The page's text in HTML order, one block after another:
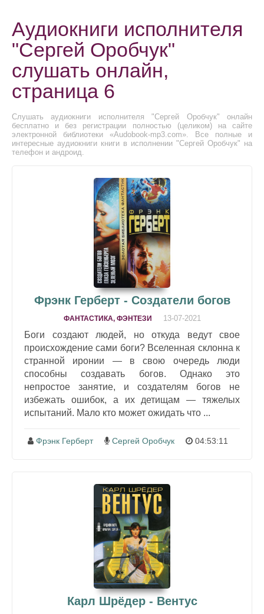
Аудиокниги исполнителя
"Сергей Оробчук"
слушать онлайн,
страница 6
Слушать аудиокниги исполнителя "Сергей Оробчук" онлайн
бесплатно и без регистрации полностью (целиком) на сайте
электронной библиотеки «Audobook-mp3.com». Все полные и
интересные аудиокниги книги в исполнении "Сергей Оробчук" на
телефон и андроид.
Фрэнк Герберт - Создатели богов
ФАНТАСТИКА, ФЭНТЕЗИ 13-07-2021
Боги создают людей, но откуда ведут свое
происхождение сами боги? Вселенная склонна к
странной иронии — в свою очередь люди
способны создавать богов. Однако это
непростое занятие, и создателям богов не
избежать ошибок, а их детищам — тяжелых
испытаний. Мало кто может ожидать что ...
Фрэнк Герберт Сергей Оробчук 04:53:11
Карл Шрёдер - Вентус